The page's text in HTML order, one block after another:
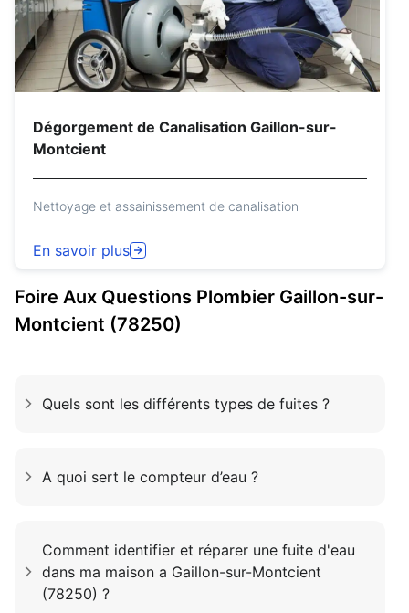
Dégorgement de Canalisation Gaillon-sur-
Montcient
Nettoyage et assainissement de canalisation
En savoir plus
Foire Aux Questions Plombier Gaillon-sur-
Montcient (78250)
Quels sont les différents types de fuites ?
A quoi sert le compteur d’eau ?
Comment identifier et réparer une fuite d'eau
dans ma maison a Gaillon-sur-Montcient
(78250) ?